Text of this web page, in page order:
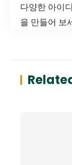
다양한 아이
을 만들어 보